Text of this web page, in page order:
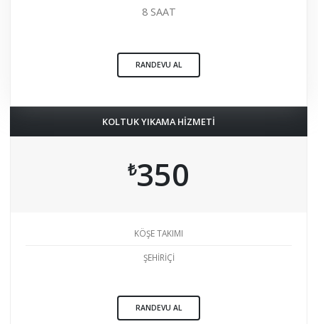
8 SAAT
RANDEVU AL
KOLTUK YIKAMA HİZMETİ
₺350
KÖŞE TAKIMI
ŞEHİRİÇİ
RANDEVU AL